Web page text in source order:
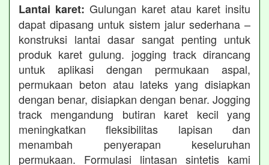
Lantai karet: Gulungan karet atau karet insitu
dapat dipasang untuk sistem jalur sederhana –
konstruksi lantai dasar sangat penting untuk
produk karet gulung. jogging track dirancang
untuk aplikasi dengan permukaan aspal,
permukaan beton atau lateks yang disiapkan
dengan benar, disiapkan dengan benar. Jogging
track mengandung butiran karet kecil yang
meningkatkan fleksibilitas lapisan dan
menambah penyerapan keseluruhan
permukaan. Formulasi lintasan sintetis kami